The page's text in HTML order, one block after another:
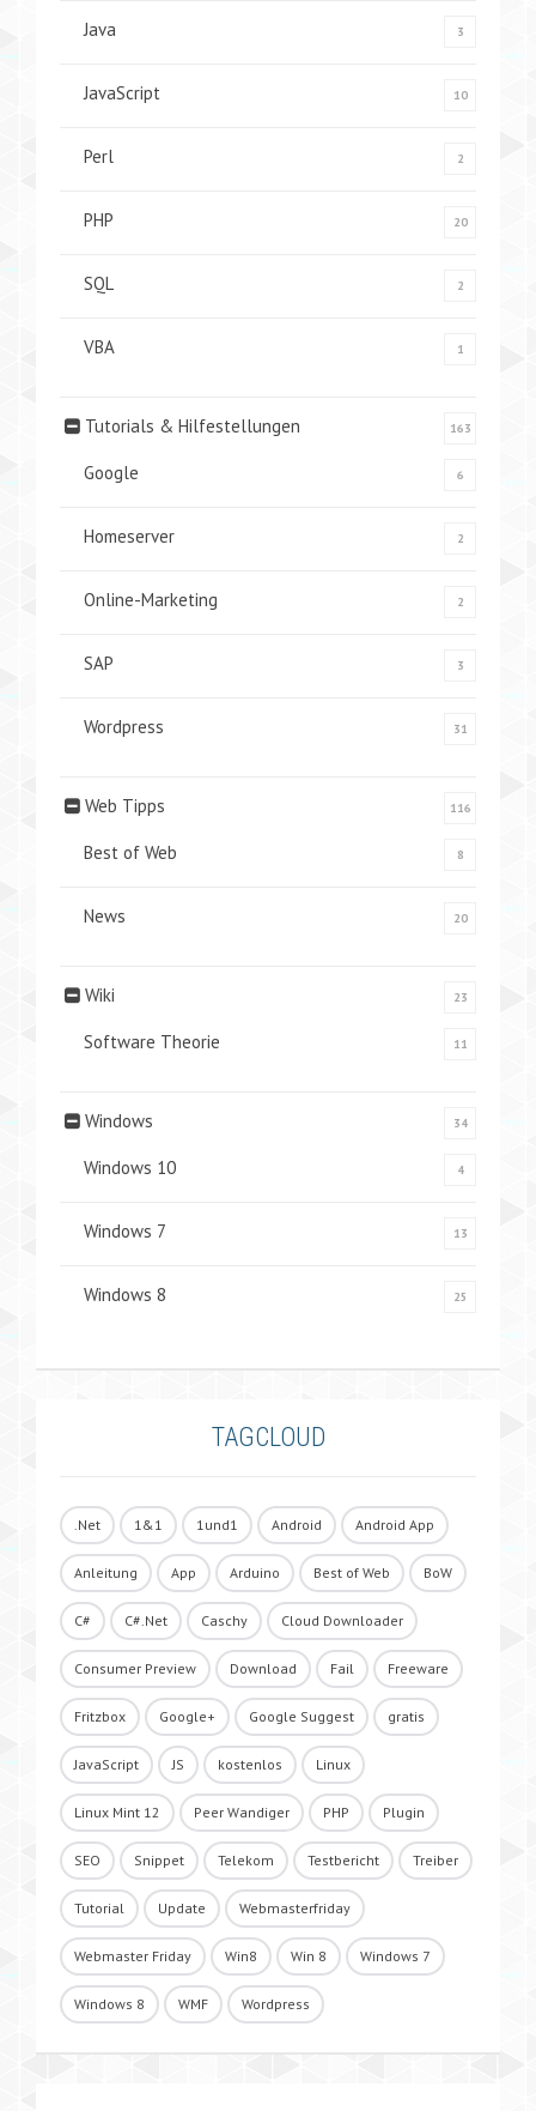
Java 3
JavaScript 10
Perl 2
PHP 20
SQL 2
VBA 1
Tutorials & Hilfestellungen 163
Google 6
Homeserver 2
Online-Marketing 2
SAP 3
Wordpress 31
Web Tipps 116
Best of Web 8
News 20
Wiki 23
Software Theorie 11
Windows 34
Windows 10 4
Windows 7 13
Windows 8 25
TAGCLOUD
.Net 1&1 1und1 Android Android App
Anleitung App Arduino Best of Web BoW
C# C#.Net Caschy Cloud Downloader
Consumer Preview Download Fail Freeware
Fritzbox Google+ Google Suggest gratis
JavaScript JS kostenlos Linux
Linux Mint 12 Peer Wandiger PHP Plugin
SEO Snippet Telekom Testbericht Treiber
Tutorial Update Webmasterfriday
Webmaster Friday Win8 Win 8 Windows 7
Windows 8 WMF Wordpress